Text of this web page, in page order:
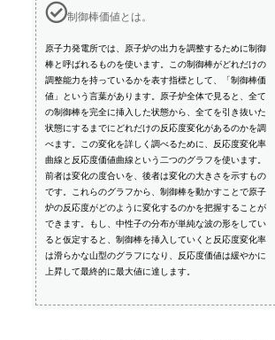
制御棒価値とは。
原子力発電所では、原子炉の出力を調整するために制御
棒と呼ばれるものを使います。この制御棒がどれだけの
調整能力を持っているかを表す指標として、「制御棒価
値」という言葉があります。原子炉全体で見ると、全て
の制御棒を完全に挿入した状態から、全てを引き抜いた
状態にするまでにどれだけの反応度変化があるのかを調
べます。この変化を詳しく調べるために、反応度変化率
曲線と反応度価値曲線という二つのグラフを使います。
前者は変化の度合いを、後者は変化の大きさを示すもの
です。これらのグラフから、制御棒を動かすことで原子
炉の反応度がどのように変化するのかを把握することが
できます。もし、中性子の分布が単純な波の形をしてい
ると仮定すると、制御棒を挿入していくと反応度変化率
は滑らかな山型のグラフになり、反応度価値は緩やかに
上昇して最終的に最大値に達します。